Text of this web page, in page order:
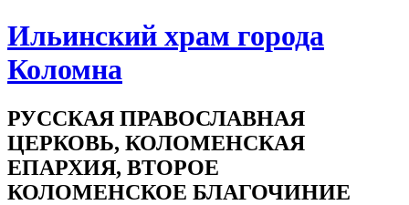
Ильинский храм города
Коломна
РУССКАЯ ПРАВОСЛАВНАЯ
ЦЕРКОВЬ, КОЛОМЕНСКАЯ
ЕПАРХИЯ, ВТОРОЕ
КОЛОМЕНСКОЕ БЛАГОЧИНИЕ